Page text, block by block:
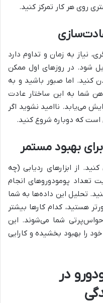
روی هر کار تمرکز کنید.
نیاز به زمان و تداوم دارد
شود. در روزهای اول ممکن
اما صبور باشید و به
شما به این ساختار عادت
می‌یابد. ناامید نشوید اگر
است که دوباره شروع کنید.
بهبود مستمر
از ابزارهای ردیابی (چه
تعداد پومودوروهای انجام
تحلیل این داده‌ها به شما
هستید، کدام کارها بیشتر
شما می‌شوند. این
را بهبود بخشیده و کارایی
در